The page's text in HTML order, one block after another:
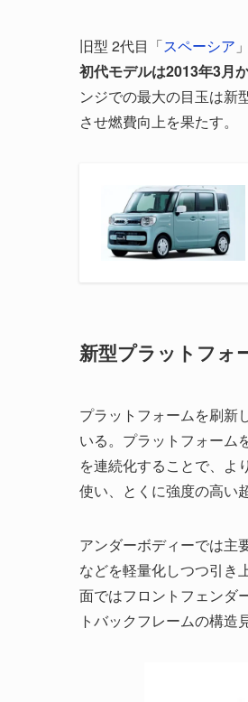
旧型 2代目「スペーシア
初代モデルは2013年3月
ンジでの最大の目玉は新
させ燃費向上を果たす。
新型プラットフォ
プラットフォームを刷新
いる。プラットフォーム
を連続化することで、よ
使い、とくに強度の高い
アンダーボディーでは主
などを軽量化しつつ引き
面ではフロントフェンダ
トバックフレームの構造